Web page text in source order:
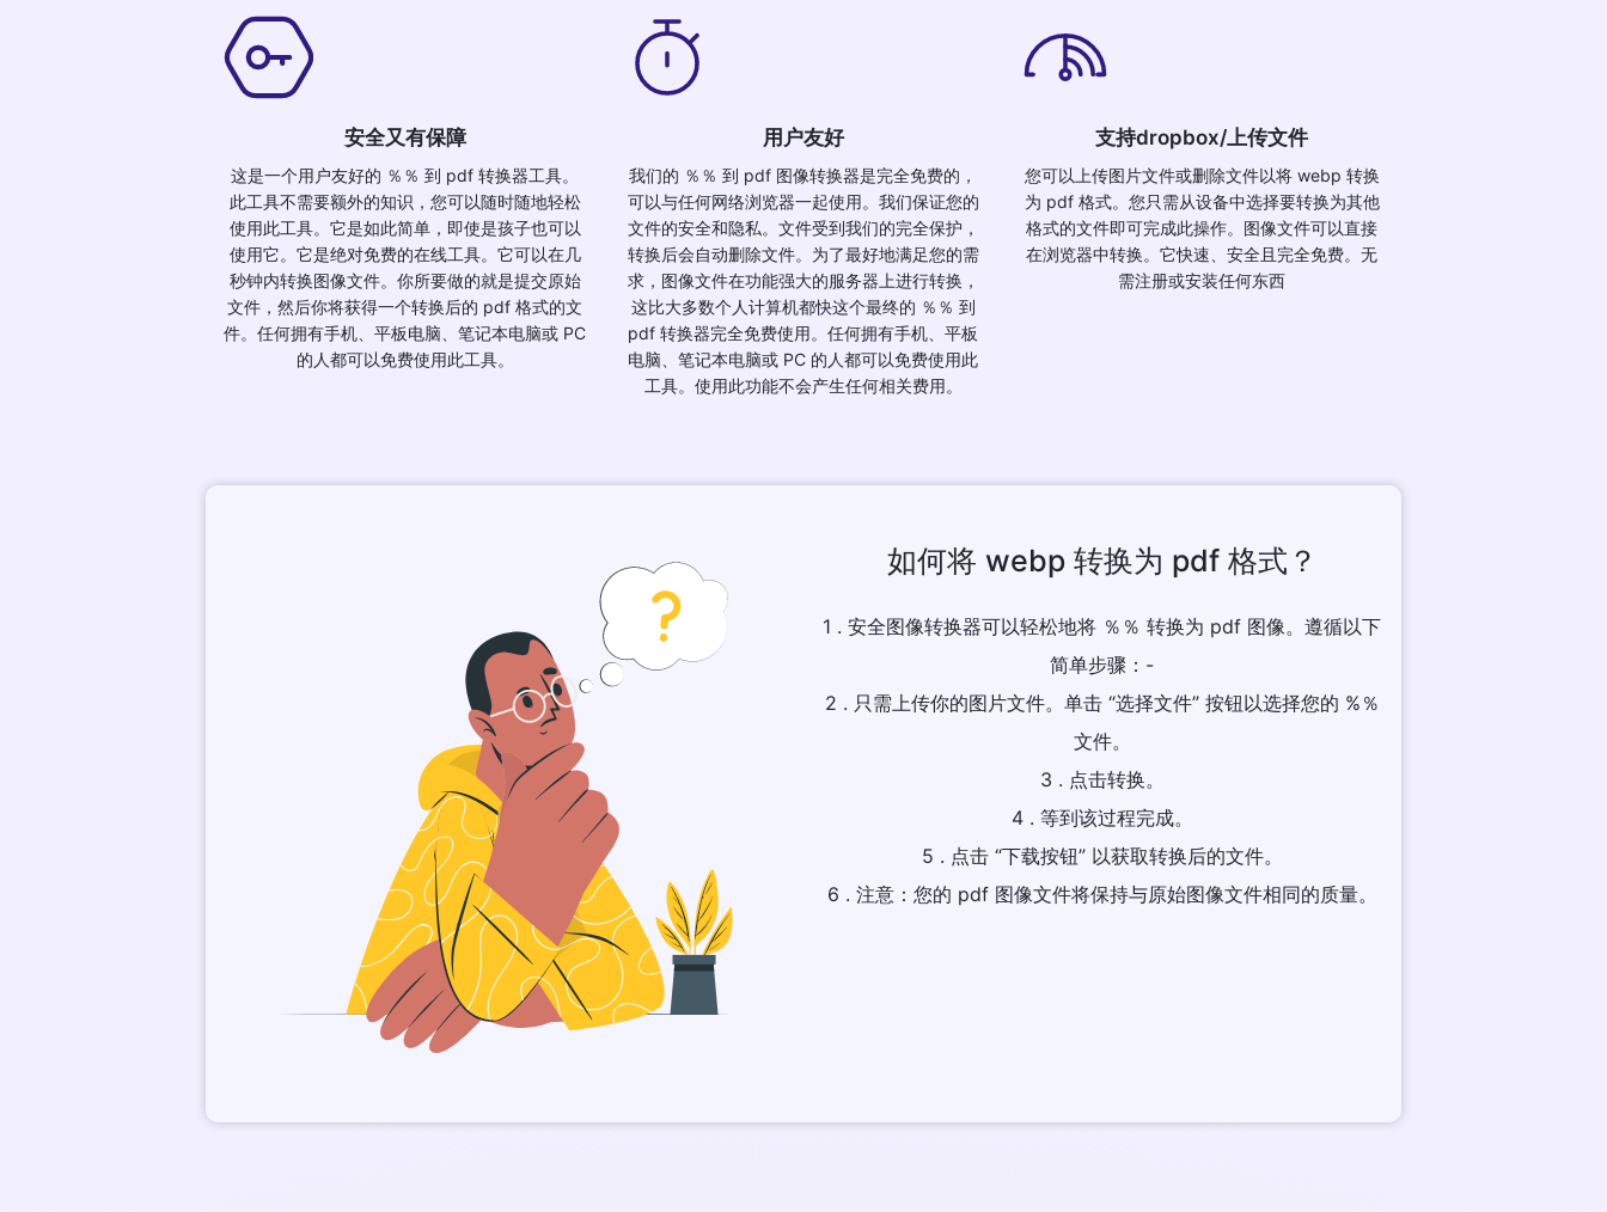
安全又有保障
这是一个用户友好的 ％％ 到 pdf 转换器工具。
此工具不需要额外的知识，您可以随时随地轻松
使用此工具。它是如此简单，即使是孩子也可以
使用它。它是绝对免费的在线工具。它可以在几
秒钟内转换图像文件。你所要做的就是提交原始
文件，然后你将获得一个转换后的 pdf 格式的文
件。任何拥有手机、平板电脑、笔记本电脑或 PC
的人都可以免费使用此工具。
用户友好
我们的 ％％ 到 pdf 图像转换器是完全免费的，
可以与任何网络浏览器一起使用。我们保证您的
文件的安全和隐私。文件受到我们的完全保护，
转换后会自动删除文件。为了最好地满足您的需
求，图像文件在功能强大的服务器上进行转换，
这比大多数个人计算机都快这个最终的 ％％ 到
pdf 转换器完全免费使用。任何拥有手机、平板
电脑、笔记本电脑或 PC 的人都可以免费使用此
工具。使用此功能不会产生任何相关费用。
支持dropbox/上传文件
您可以上传图片文件或删除文件以将 webp 转换
为 pdf 格式。您只需从设备中选择要转换为其他
格式的文件即可完成此操作。图像文件可以直接
在浏览器中转换。它快速、安全且完全免费。无
需注册或安装任何东西
如何将 webp 转换为 pdf 格式？
1 . 安全图像转换器可以轻松地将 ％％ 转换为 pdf 图像。遵循以下
简单步骤：-
2 . 只需上传你的图片文件。单击 “选择文件” 按钮以选择您的 %％
文件。
3 . 点击转换。
4 . 等到该过程完成。
5 . 点击 “下载按钮” 以获取转换后的文件。
6 . 注意：您的 pdf 图像文件将保持与原始图像文件相同的质量。